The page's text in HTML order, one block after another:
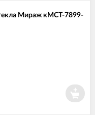
Мираж кМСТ-7899-